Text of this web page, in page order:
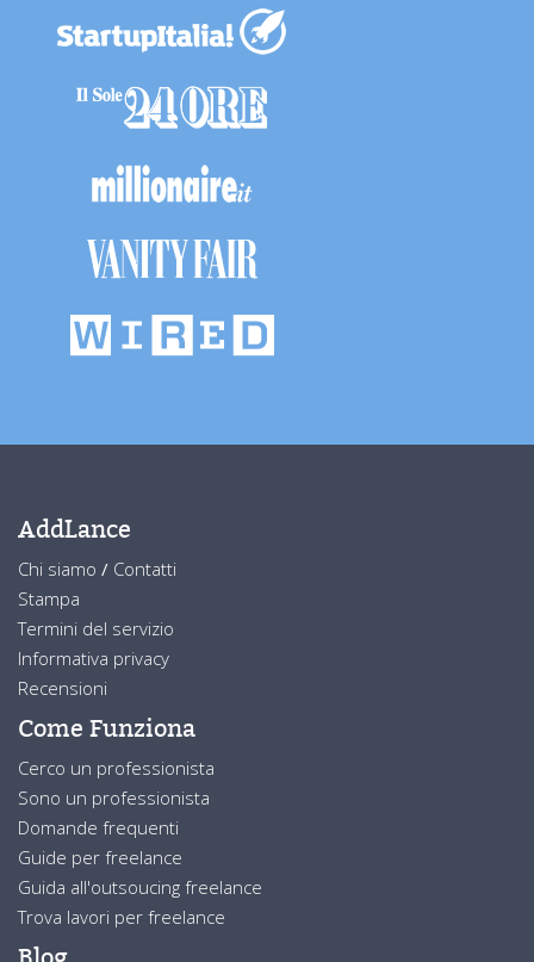
AddLance
Chi siamo / Contatti
Stampa
Termini del servizio
Informativa privacy
Recensioni
Come Funziona
Cerco un professionista
Sono un professionista
Domande frequenti
Guide per freelance
Guida all'outsoucing freelance
Trova lavori per freelance